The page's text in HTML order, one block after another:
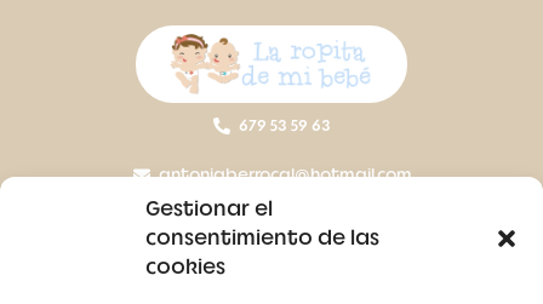
Gestionar el
consentimiento de las
cookies
679 53 59 63
antoniaberrocal@hotmail.com